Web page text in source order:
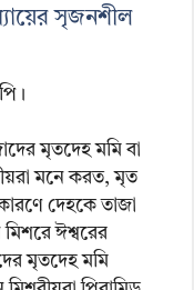
সৃজনশীল
মৃতদেহ মমি বা
মনে করত, মৃত
দেহকে তাজা
মিশরে ঈশ্বরের
মৃতদেহ মমি